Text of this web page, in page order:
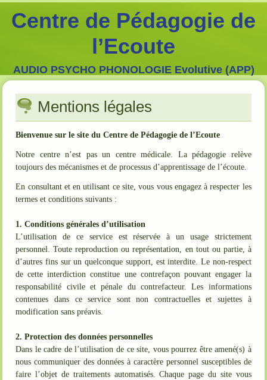
Centre de Pédagogie de
l’Ecoute
AUDIO PSYCHO PHONOLOGIE Evolutive (APP)
Mentions légales
Bienvenue sur le site du Centre de Pédagogie de l’Ecoute
Notre centre n’est pas un centre médicale. La pédagogie relève
toujours des mécanismes et de processus d’apprentissage de l’écoute.
En consultant et en utilisant ce site, vous vous engagez à respecter les
termes et conditions suivants :
1. Conditions générales d’utilisation
L’utilisation de ce service est réservée à un usage strictement
personnel. Toute reproduction ou représentation, en tout ou partie, à
d’autres fins sur un quelconque support, est interdite. Le non-respect
de cette interdiction constitue une contrefaçon pouvant engager la
responsabilité civile et pénale du contrefacteur. Les informations
contenues dans ce service sont non contractuelles et sujettes à
modification sans préavis.
2. Protection des données personnelles
Dans le cadre de l’utilisation de ce site, vous pourrez être amené(s) à
nous communiquer des données à caractère personnel susceptibles de
faire l’objet de traitements automatisés. Chaque page du site vous